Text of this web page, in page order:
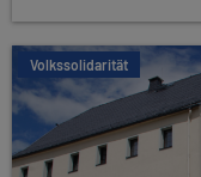
Volkssolidarität